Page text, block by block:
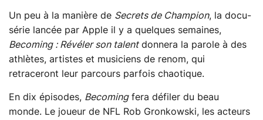
Un peu à la manière de Secrets de Champion, la docu-
série lancée par Apple il y a quelques semaines,
Becoming : Révéler son talentdonnera la parole à des
athlètes, artistes et musiciens de renom, qui
retraceront leur parcours parfois chaotique.
En dix épisodes, Becomingfera défiler du beau
monde. Le joueur de NFL Rob Gronkowski, les acteurs